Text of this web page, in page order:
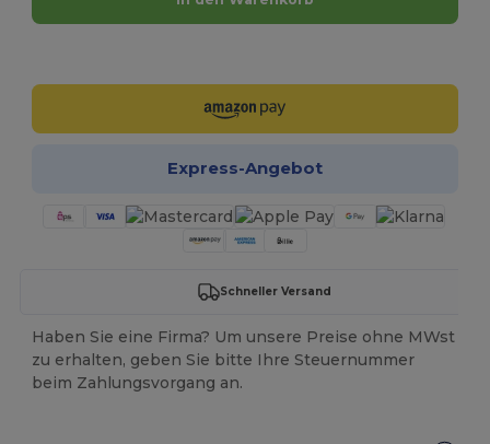
Express-Angebot
Schneller Versand
Haben Sie eine Firma? Um unsere Preise ohne MWst
zu erhalten, geben Sie bitte Ihre Steuernummer
beim Zahlungsvorgang an.